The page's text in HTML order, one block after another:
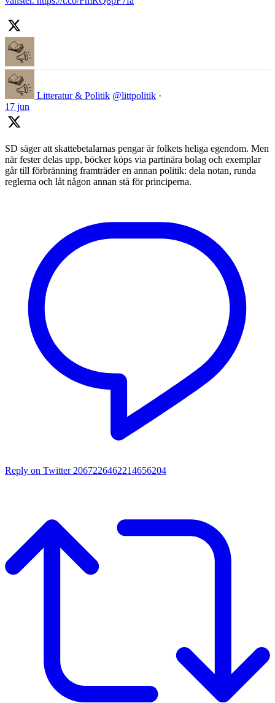
Litteratur & Politik @littpolitik ·
17 jun
SD säger att skattebetalarnas pengar är folkets heliga egendom. Men
när fester delas upp, böcker köps via partinära bolag och exemplar
går till förbränning framträder en annan politik: dela notan, runda
reglerna och låt någon annan stå för principerna.
Reply on Twitter 2067226462214656204